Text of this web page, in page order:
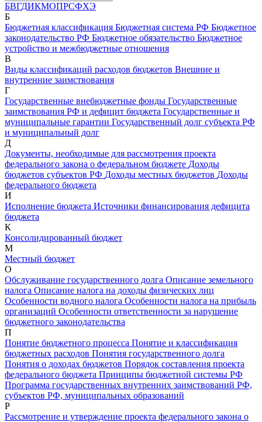
БВГДИКМОПРСФХЭ
Б
Бюджетная классификация Бюджетная система РФ Бюджетное
законодательство РФ Бюджетное обязательство Бюджетное
устройство и межбюджетные отношения
В
Виды классификаций расходов бюджетов Внешние и
внутренние заимствования
Г
Государственные внебюджетные фонды Государственные
заимствования РФ и дефицит бюджета Государственные и
муниципальные гарантии Государственный долг субъекта РФ
и муниципальный долг
Д
Документы, необходимые для рассмотрения проекта
федерального закона о федеральном бюджете Доходы
бюджетов субъектов РФ Доходы местных бюджетов Доходы
федерального бюджета
И
Исполнение бюджета Источники финансирования дефицита
бюджета
К
Консолидированный бюджет
М
Местный бюджет
О
Обслуживание государственного долга Описание земельного
налога Описание налога на доходы физических лиц
Особенности водного налога Особенности налога на прибыль
организаций Особенности ответственности за нарушение
бюджетного законодательства
П
Понятие бюджетного процесса Понятие и классификация
бюджетных расходов Понятия государственного долга
Понятия о доходах бюджетов Порядок составления проекта
федерального бюджета Принципы бюджетной системы РФ
Программа государственных внутренних заимствований РФ,
субъектов РФ, муниципальных образований
Р
Рассмотрение и утверждение проекта федерального закона о